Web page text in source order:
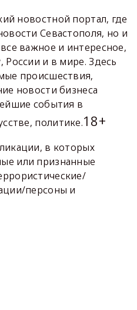
новостной портал, где
Севастополя, но и
важное и интересное,
и в мире. Здесь
происшествия,
новости бизнеса
события в
политике.18+
в которых
или признанные
персоны и